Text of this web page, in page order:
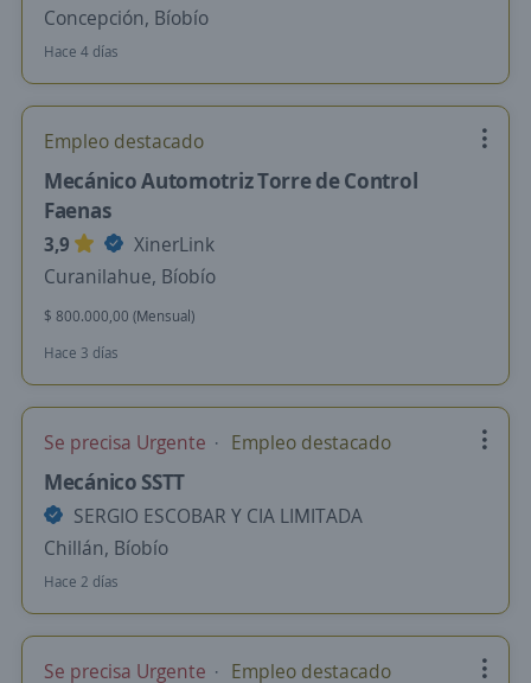
Concepción, Bíobío
Hace 4 días
Empleo destacado
Mecánico Automotriz Torre de Control
Faenas
3,9
XinerLink
Curanilahue, Bíobío
$ 800.000,00 (Mensual)
Hace 3 días
Se precisa Urgente Empleo destacado
Mecánico SSTT
SERGIO ESCOBAR Y CIA LIMITADA
Chillán, Bíobío
Hace 2 días
Se precisa Urgente Empleo destacado